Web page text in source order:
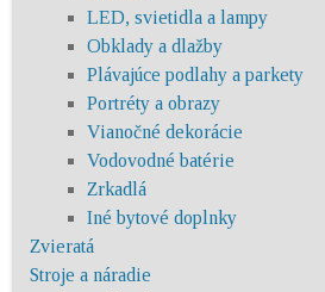
LED, svietidla a lampy
Obklady a dlažby
Plávajúce podlahy a parkety
Portréty a obrazy
Vianočné dekorácie
Vodovodné batérie
Zrkadlá
Iné bytové doplnky
Zvieratá
Stroje a náradie